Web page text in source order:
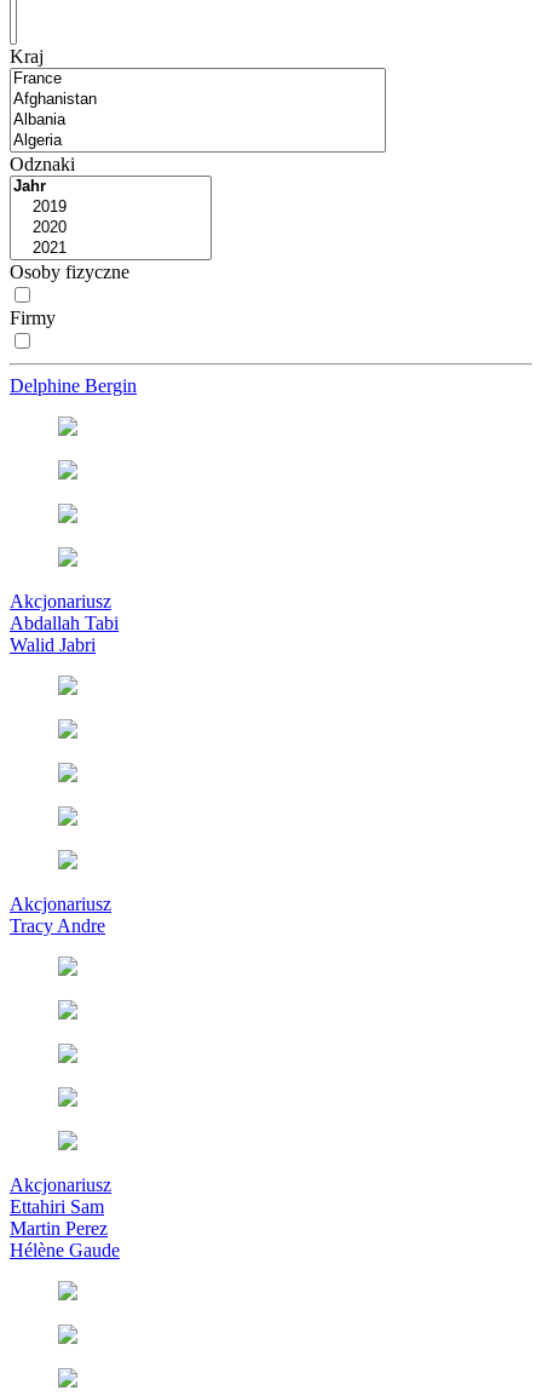
Kraj
Odznaki
Osoby fizyczne
Firmy
Delphine Bergin
Akcjonariusz
Abdallah Tabi
Walid Jabri
Akcjonariusz
Tracy Andre
Akcjonariusz
Ettahiri Sam
Martin Perez
Hélène Gaude